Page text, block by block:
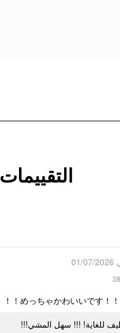
التقييمات
めっちゃかわいいです！！！
للغاية! !!! سهل المشي!!!